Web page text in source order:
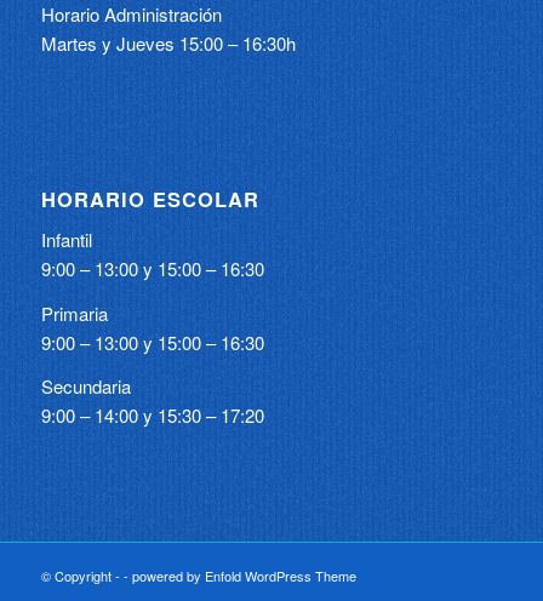
Horario Administración
Martes y Jueves 15:00 – 16:30h
HORARIO ESCOLAR
Infantil
9:00 – 13:00 y 15:00 – 16:30
Primaria
9:00 – 13:00 y 15:00 – 16:30
Secundaria
9:00 – 14:00 y 15:30 – 17:20
© Copyright - - powered by Enfold WordPress Theme